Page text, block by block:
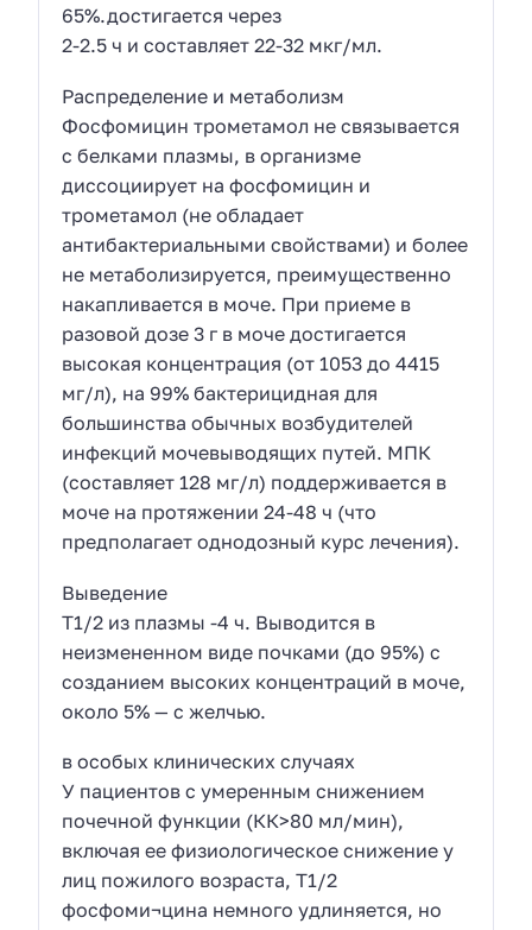
65%.достигается через
2-2.5 ч и составляет 22-32 мкг/мл.
Распределение и метаболизм
Фосфомицин трометамол не связывается
с белками плазмы, в организме
диссоциирует на фосфомицин и
трометамол (не обладает
антибактериальными свойствами) и более
не метаболизируется, преимущественно
накапливается в моче. При приеме в
разовой дозе 3 г в моче достигается
высокая концентрация (от 1053 до 4415
мг/л), на 99% бактерицидная для
большинства обычных возбудителей
инфекций мочевыводящих путей. МПК
(составляет 128 мг/л) поддерживается в
моче на протяжении 24-48 ч (что
предполагает однодозный курс лечения).
Выведение
Т1/2 из плазмы -4 ч. Выводится в
неизмененном виде почками (до 95%) с
созданием высоких концентраций в моче,
около 5% — с желчью.
в особых клинических случаях
У пациентов с умеренным снижением
почечной функции (КК>80 мл/мин),
включая ее физиологическое снижение у
лиц пожилого возраста, Т1/2
фосфоми¬цина немного удлиняется, но